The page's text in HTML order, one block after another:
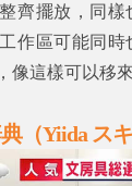
齊擺放，同
作區可能同
像這樣可以移
（Yiida ス